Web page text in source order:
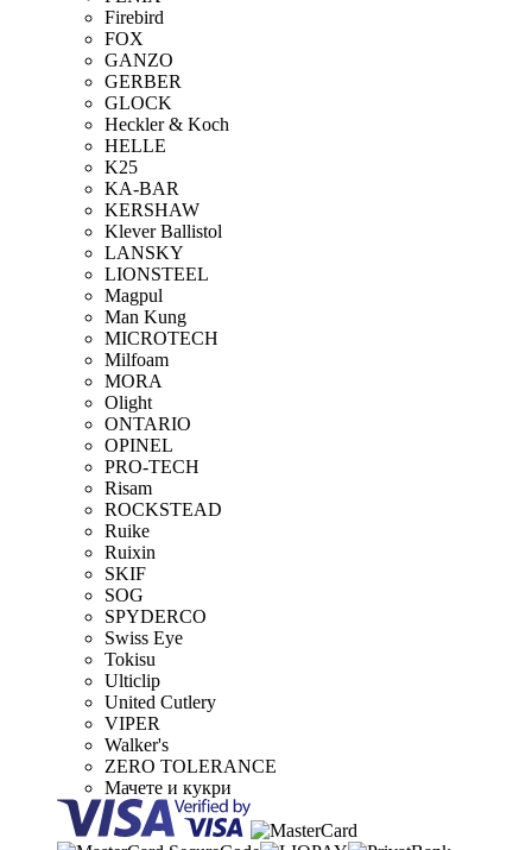
Firebird
FOX
GANZO
GERBER
GLOCK
Heckler & Koch
HELLE
K25
KA-BAR
KERSHAW
Klever Ballistol
LANSKY
LIONSTEEL
Magpul
Man Kung
MICROTECH
Milfoam
MORA
Olight
ONTARIO
OPINEL
PRO-TECH
Risam
ROCKSTEAD
Ruike
Ruixin
SKIF
SOG
SPYDERCO
Swiss Eye
Tokisu
Ulticlip
United Cutlery
VIPER
Walker's
ZERO TOLERANCE
Мачете и кукри